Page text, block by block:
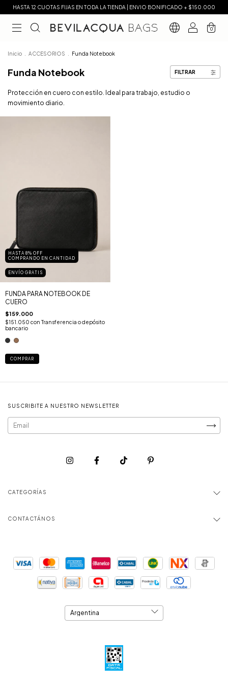
HASTA 12 CUOTAS FIJAS EN TODA LA TIENDA | ENVIO BONIFICADO + $150.000
0
Inicio ACCESORIOS Funda Notebook
Funda Notebook FILTRAR
Protección en cuero con estilo. Ideal para trabajo, estudio o
movimiento diario.
HASTA 8% OFF
COMPRANDO EN CANTIDAD
ENVÍO GRATIS
FUNDA PARA NOTEBOOK DE
CUERO
$159.000
$151.050 con Transferencia o depósito
bancario
COMPRAR
SUSCRIBITE A NUESTRO NEWSLETTER
CATEGORÍAS
CONTACTÁNOS